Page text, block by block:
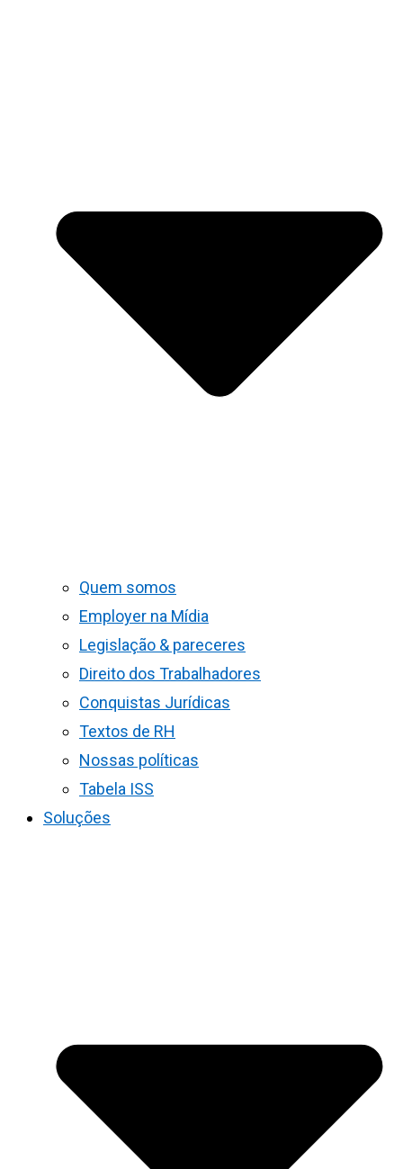
Quem somos
Employer na Mídia
Legislação & pareceres
Direito dos Trabalhadores
Conquistas Jurídicas
Textos de RH
Nossas políticas
Tabela ISS
Soluções